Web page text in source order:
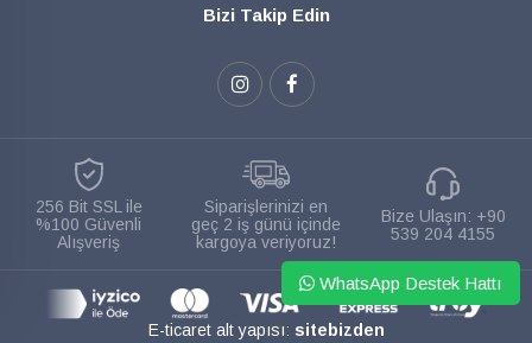
Bizi Takip Edin
256 Bit SSL ile
%100 Güvenli
Alışveriş
Siparişlerinizi en
geç 2 iş günü içinde
kargoya veriyoruz!
Bize Ulaşın: +90
539 204 4155
E-ticaret alt yapısı: sitebizden
WhatsApp Destek Hattı